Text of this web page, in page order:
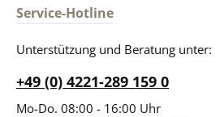
Service-Hotline
Unterstützung und Beratung unter:
+49 (0) 4221-289 159 0
Mo-Do. 08:00 - 16:00 Uhr